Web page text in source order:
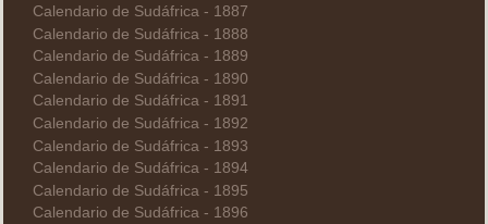
Calendario de Sudáfrica - 1887
Calendario de Sudáfrica - 1888
Calendario de Sudáfrica - 1889
Calendario de Sudáfrica - 1890
Calendario de Sudáfrica - 1891
Calendario de Sudáfrica - 1892
Calendario de Sudáfrica - 1893
Calendario de Sudáfrica - 1894
Calendario de Sudáfrica - 1895
Calendario de Sudáfrica - 1896